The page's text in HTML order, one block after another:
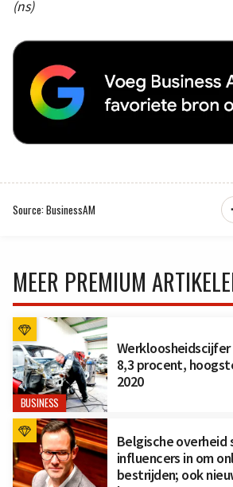
(ns)
Source: BusinessAM
MEER PREMIUM
BUSINESS
8,3 procent,
2020
Belgische overheid
influencers in om
bestrijden; ook